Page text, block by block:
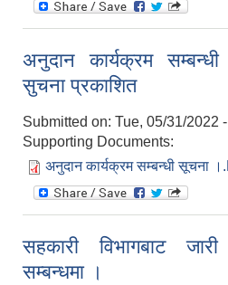
अनुदान कार्यक्रम
सुचना प्रकाशित
Submitted on: Tue, 05/31/2022
Supporting Documents:
अनुदान कार्यक्रम सम्बन्धी सूचना
सहकारी विभागबाट जारी
सम्बन्धमा ।